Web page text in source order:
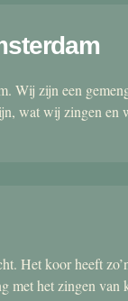
Wij zijn een
wat wij zingen en
Het koor heeft
met het zingen van